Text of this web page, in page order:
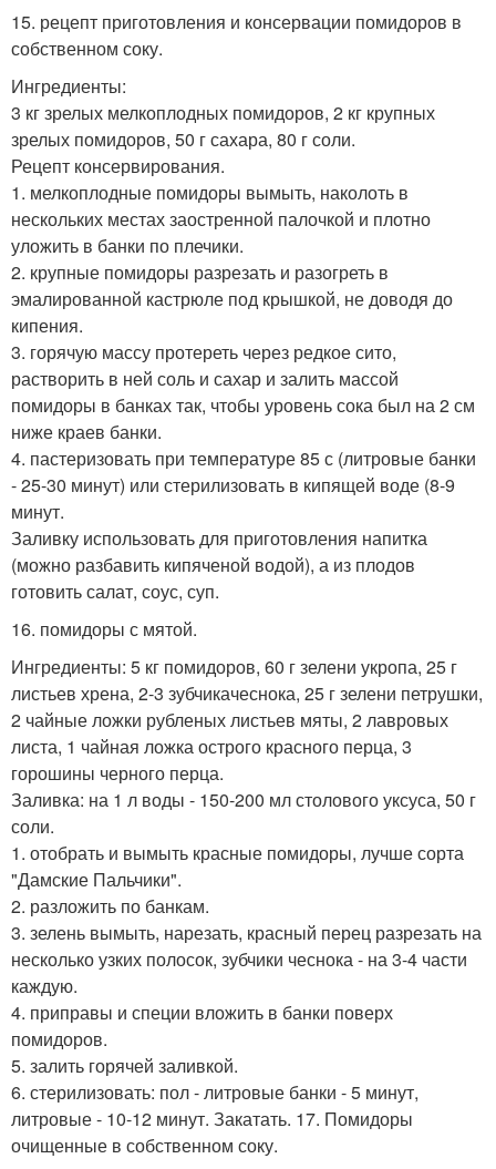
15. рецепт приготовления и консервации помидоров в
собственном соку.
Ингредиенты:
3 кг зрелых мелкоплодных помидоров, 2 кг крупных
зрелых помидоров, 50 г сахара, 80 г соли.
Рецепт консервирования.
1. мелкоплодные помидоры вымыть, наколоть в
нескольких местах заостренной палочкой и плотно
уложить в банки по плечики.
2. крупные помидоры разрезать и разогреть в
эмалированной кастрюле под крышкой, не доводя до
кипения.
3. горячую массу протереть через редкое сито,
растворить в ней соль и сахар и залить массой
помидоры в банках так, чтобы уровень сока был на 2 см
ниже краев банки.
4. пастеризовать при температуре 85 с (литровые банки
- 25-30 минут) или стерилизовать в кипящей воде (8-9
минут.
Заливку использовать для приготовления напитка
(можно разбавить кипяченой водой), а из плодов
готовить салат, соус, суп.
16. помидоры с мятой.
Ингредиенты: 5 кг помидоров, 60 г зелени укропа, 25 г
листьев хрена, 2-3 зубчикачеснока, 25 г зелени петрушки,
2 чайные ложки рубленых листьев мяты, 2 лавровых
листа, 1 чайная ложка острого красного перца, 3
горошины черного перца.
Заливка: на 1 л воды - 150-200 мл столового уксуса, 50 г
соли.
1. отобрать и вымыть красные помидоры, лучше сорта
"Дамские Пальчики".
2. разложить по банкам.
3. зелень вымыть, нарезать, красный перец разрезать на
несколько узких полосок, зубчики чеснока - на 3-4 части
каждую.
4. приправы и специи вложить в банки поверх
помидоров.
5. залить горячей заливкой.
6. стерилизовать: пол - литровые банки - 5 минут,
литровые - 10-12 минут. Закатать. 17. Помидоры
очищенные в собственном соку.